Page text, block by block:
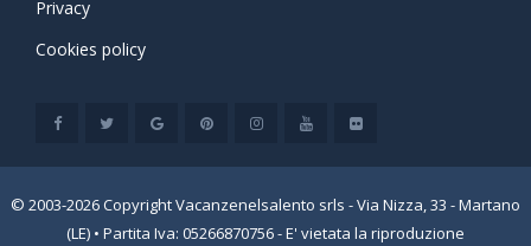
Privacy
Cookies policy
© 2003-2026 Copyright Vacanzenelsalento srls - Via Nizza, 33 - Martano
(LE) • Partita Iva: 05266870756 - E' vietata la riproduzione